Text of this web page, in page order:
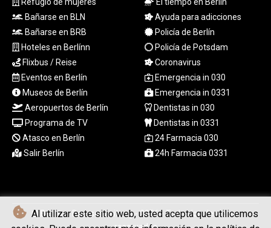
Al utilizar este sitio web, usted acepta que utilicemos
TZS
3051.762079
UAH 51.625959
UGX
4293.946644
USD 1.156136
UYU 46.399423
UZS
13785.828699
VES 873.763846
VND
30295.956222
XAU 0.000266
Refugio de mujeres
Bañarse en BLN
Bañarse en BRB
Hoteles en Berlínn
Flixbus / Reise
Eventos en Berlín
Museos de Berlín
Aeropuertos de Berlín
Programa de TV
Atasco en Berlín
Salir Berlín
El tiempo en Berlín
Ayuda para adicciones
Policía de Berlín
Policía de Potsdam
Coronavirus
Emergencia in 030
Emergencia in 0331
Dentistas in 030
Dentistas in 0331
24 Farmacia 030
24h Farmacia 0331
© Berliner Boersenzeitung - 2026 - Todos los derechos